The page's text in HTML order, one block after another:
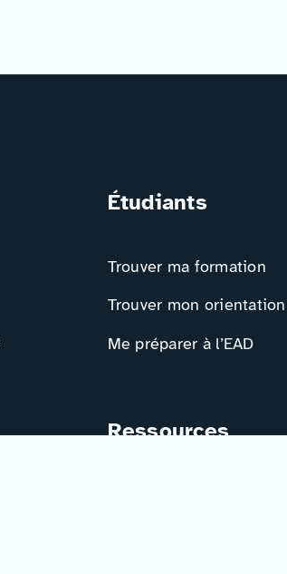
Étudiants
Trouver ma formation
Trouver mon orientation
Me préparer à l’EAD
Ressources